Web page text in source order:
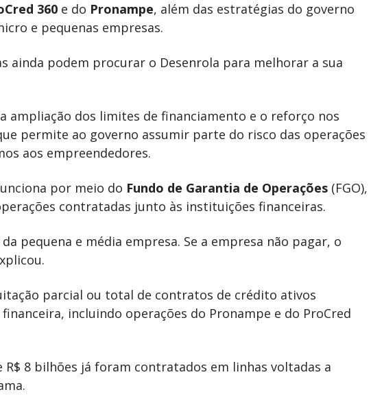
360 e do Pronampe, além das estratégias do governo
e pequenas empresas.
ainda podem procurar o Desenrola para melhorar a sua
ampliação dos limites de financiamento e o reforço nos
permite ao governo assumir parte do risco das operações
aos empreendedores.
por meio do Fundo de Garantia de Operações (FGO),
contratadas junto às instituições financeiras.
pequena e média empresa. Se a empresa não pagar, o
parcial ou total de contratos de crédito ativos
incluindo operações do Pronampe e do ProCred
8 bilhões já foram contratados em linhas voltadas a